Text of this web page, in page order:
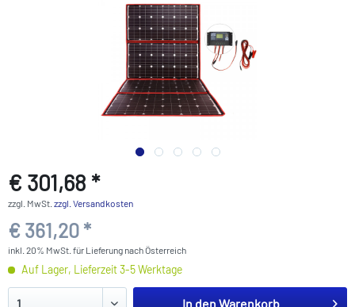
€ 301,68 *
zzgl. MwSt. zzgl. Versandkosten
€ 361,20 *
inkl. 20% MwSt. für Lieferung nach Österreich
Auf Lager, Lieferzeit 3-5 Werktage
In den Warenkorb